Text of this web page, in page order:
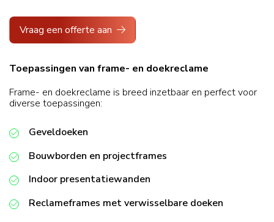
Vraag een offerte aan
Toepassingen van frame- en doekreclame
Frame- en doekreclame is breed inzetbaar en perfect voor
diverse toepassingen:
Geveldoeken
Bouwborden en projectframes
Indoor presentatiewanden
Reclameframes met verwisselbare doeken